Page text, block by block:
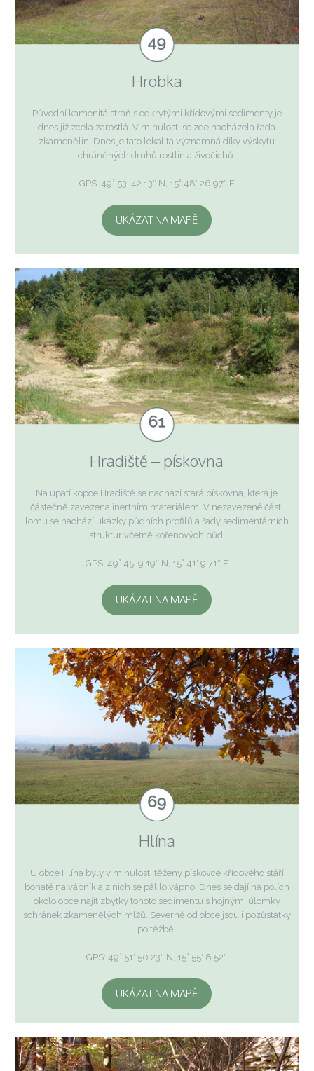
Hrobka
Původní kamenitá stráň s odkrytými křídovými sedimenty je
dnes již zcela zarostlá. V minulosti se zde nacházela řada
zkamenělin. Dnes je tato lokalita významná díky výskytu
chráněných druhů rostlin a živočichů.
GPS: 49° 53′ 42.13″ N, 15° 48′ 26.97″ E
UKÁZAT NA MAPĚ
Hradiště – pískovna
Na úpatí kopce Hradiště se nachází stará pískovna, která je
částečně zavezena inertním materiálem. V nezavezené části
lomu se nachází ukázky půdních profilů a řady sedimentárních
struktur včetně kořenových půd.
GPS: 49° 45′ 9.19″ N, 15° 41′ 9.71″ E
UKÁZAT NA MAPĚ
Hlína
U obce Hlína byly v minulosti těženy pískovce křídového stáří
bohaté na vápník a z nich se pálilo vápno. Dnes se dají na polích
okolo obce najít zbytky tohoto sedimentu s hojnými úlomky
schránek zkamenělých mlžů. Severně od obce jsou i pozůstatky
po těžbě.
GPS: 49° 51′ 50.23″ N, 15° 55′ 8.52″
UKÁZAT NA MAPĚ